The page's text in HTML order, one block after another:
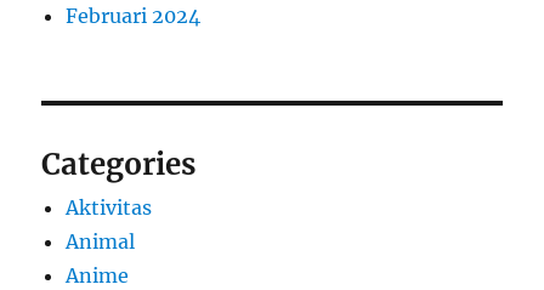
Februari 2024
Categories
Aktivitas
Animal
Anime